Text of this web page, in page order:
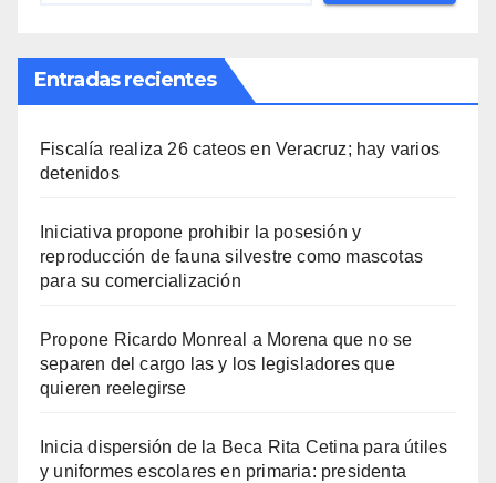
Entradas recientes
Fiscalía realiza 26 cateos en Veracruz; hay varios
detenidos
Iniciativa propone prohibir la posesión y
reproducción de fauna silvestre como mascotas
para su comercialización
Propone Ricardo Monreal a Morena que no se
separen del cargo las y los legisladores que
quieren reelegirse
Inicia dispersión de la Beca Rita Cetina para útiles
y uniformes escolares en primaria: presidenta